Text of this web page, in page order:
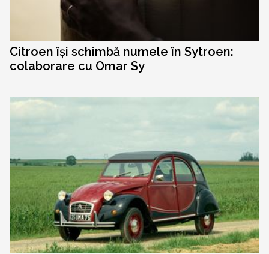
Citroen își schimbă numele în Sytroen:
colaborare cu Omar Sy